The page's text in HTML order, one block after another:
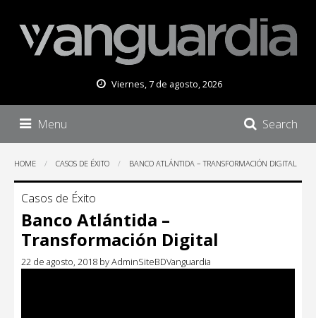
Viernes, 7 de agosto, 2026
Menu Search
HOME CASOS DE ÉXITO BANCO ATLÁNTIDA – TRANSFORMACIÓN DIGITAL
Casos de Éxito
Banco Atlántida –
Transformación Digital
22 de agosto, 2018 byAdminSiteBDVanguardia